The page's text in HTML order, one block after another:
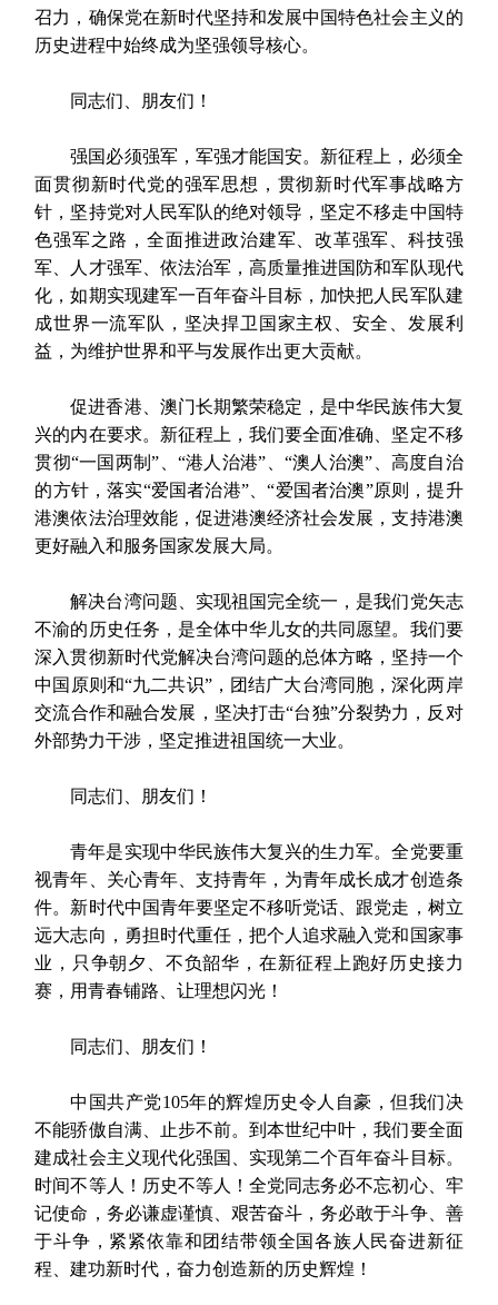
召力，确保党在新时代坚持和发展中国特色社会主义的
历史进程中始终成为坚强领导核心。
同志们、朋友们！
强国必须强军，军强才能国安。新征程上，必须全
面贯彻新时代党的强军思想，贯彻新时代军事战略方
针，坚持党对人民军队的绝对领导，坚定不移走中国特
色强军之路，全面推进政治建军、改革强军、科技强
军、人才强军、依法治军，高质量推进国防和军队现代
化，如期实现建军一百年奋斗目标，加快把人民军队建
成世界一流军队，坚决捍卫国家主权、安全、发展利
益，为维护世界和平与发展作出更大贡献。
促进香港、澳门长期繁荣稳定，是中华民族伟大复
兴的内在要求。新征程上，我们要全面准确、坚定不移
贯彻“一国两制”、“港人治港”、“澳人治澳”、高度自治
的方针，落实“爱国者治港”、“爱国者治澳”原则，提升
港澳依法治理效能，促进港澳经济社会发展，支持港澳
更好融入和服务国家发展大局。
解决台湾问题、实现祖国完全统一，是我们党矢志
不渝的历史任务，是全体中华儿女的共同愿望。我们要
深入贯彻新时代党解决台湾问题的总体方略，坚持一个
中国原则和“九二共识”，团结广大台湾同胞，深化两岸
交流合作和融合发展，坚决打击“台独”分裂势力，反对
外部势力干涉，坚定推进祖国统一大业。
同志们、朋友们！
青年是实现中华民族伟大复兴的生力军。全党要重
视青年、关心青年、支持青年，为青年成长成才创造条
件。新时代中国青年要坚定不移听党话、跟党走，树立
远大志向，勇担时代重任，把个人追求融入党和国家事
业，只争朝夕、不负韶华，在新征程上跑好历史接力
赛，用青春铺路、让理想闪光！
同志们、朋友们！
中国共产党105年的辉煌历史令人自豪，但我们决
不能骄傲自满、止步不前。到本世纪中叶，我们要全面
建成社会主义现代化强国、实现第二个百年奋斗目标。
时间不等人！历史不等人！全党同志务必不忘初心、牢
记使命，务必谦虚谨慎、艰苦奋斗，务必敢于斗争、善
于斗争，紧紧依靠和团结带领全国各族人民奋进新征
程、建功新时代，奋力创造新的历史辉煌！